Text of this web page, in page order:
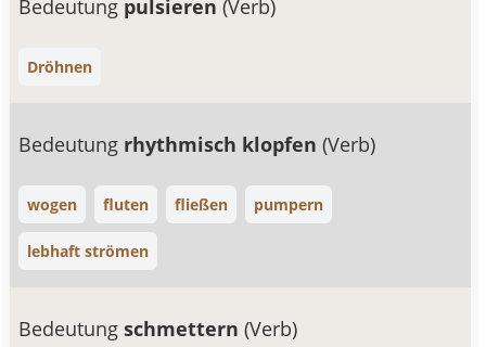
Bedeutung pulsieren(Verb)
Dröhnen
Bedeutung rhythmisch klopfen(Verb)
wogen fluten fließen pumpern
lebhaft strömen
Bedeutungschmettern(Verb)